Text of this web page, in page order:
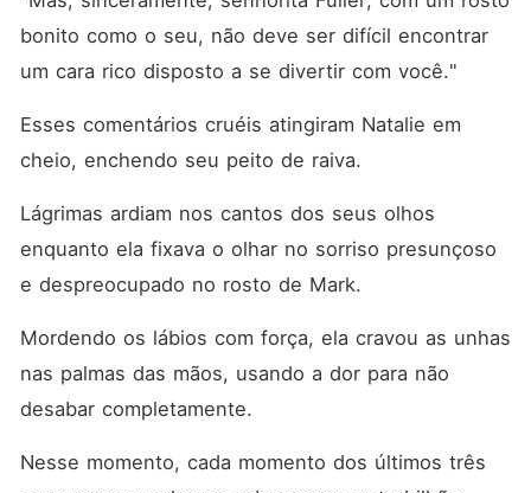
bonito como o seu, não deve ser difícil encontrar
um cara rico disposto a se divertir com você."
Esses comentários cruéis atingiram Natalie em
cheio, enchendo seu peito de raiva.
Lágrimas ardiam nos cantos dos seus olhos
enquanto ela fixava o olhar no sorriso presunçoso
e despreocupado no rosto de Mark.
Mordendo os lábios com força, ela cravou as unhas
nas palmas das mãos, usando a dor para não
desabar completamente.
Nesse momento, cada momento dos últimos três